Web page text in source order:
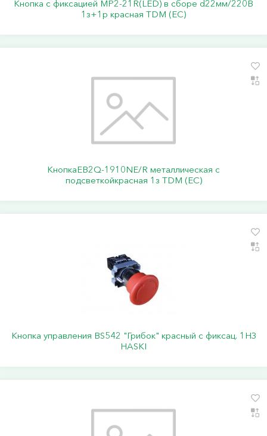
Кнопка с фиксацией MP2-21R(LED) в сборе d22мм/220В
1з+1р красная TDM (ЕС)
КнопкаEB2Q-1910NE/R металлическая с
подсветкойкрасная 1з TDM (ЕС)
Кнопка управления BS542 "Грибок" красный с фиксац. 1НЗ
HASKI